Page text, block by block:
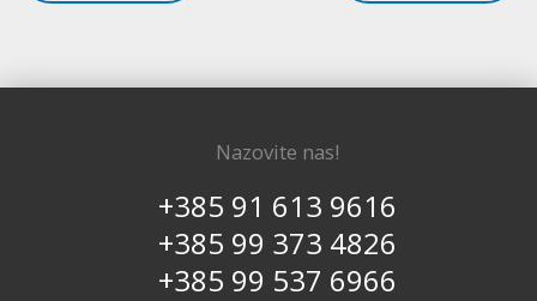
Nazovite nas!
+385 91 613 9616
+385 99 373 4826
+385 99 537 6966